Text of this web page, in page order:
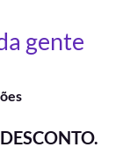
gente